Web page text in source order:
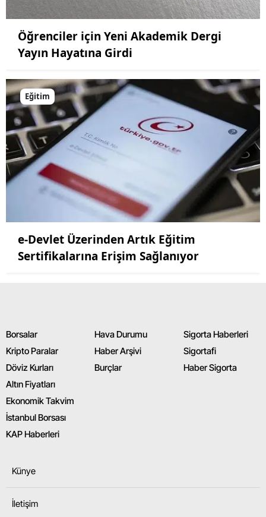
Öğrenciler için Yeni Akademik Dergi
Yayın Hayatına Girdi
Eğitim
e-Devlet Üzerinden Artık Eğitim
Sertifikalarına Erişim Sağlanıyor
Borsalar
Kripto Paralar
Döviz Kurları
Altın Fiyatları
Ekonomik Takvim
İstanbul Borsası
KAP Haberleri
Hava Durumu
Haber Arşivi
Burçlar
Sigorta Haberleri
Sigortafi
Haber Sigorta
Künye
İletişim